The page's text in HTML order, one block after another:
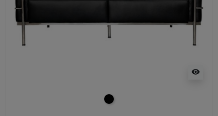
visibility
czarny